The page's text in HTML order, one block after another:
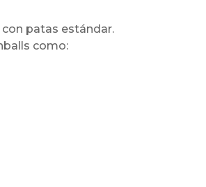
patas estándar.
como: